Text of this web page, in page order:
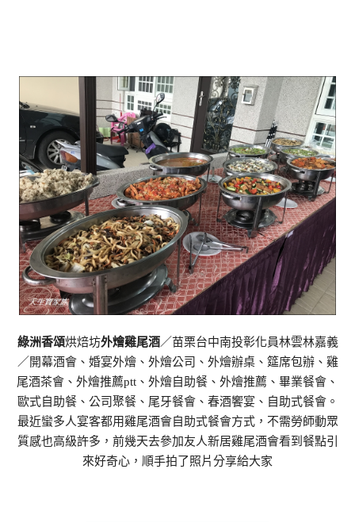
綠洲香頌烘焙坊外燴雞尾酒／苗栗台中南投彰化員林雲林嘉義
／開幕酒會、婚宴外燴、外燴公司、外燴辦桌、筵席包辦、雞
尾酒茶會、外燴推薦ptt、外燴自助餐、外燴推薦、畢業餐會、
歐式自助餐、公司聚餐、尾牙餐會、春酒饗宴、自助式餐會。
最近蠻多人宴客都用雞尾酒會自助式餐會方式，不需勞師動眾
質感也高級許多，前幾天去參加友人新居雞尾酒會看到餐點引
來好奇心，順手拍了照片分享給大家